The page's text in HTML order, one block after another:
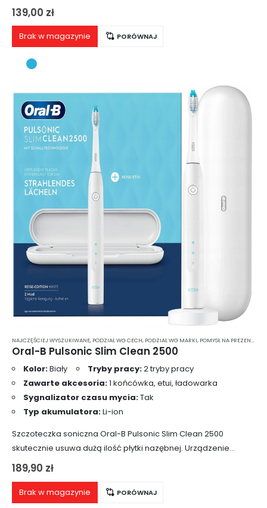
skuteczny sposób. Dzięki pięciu trybom pracy, dostępnym za
pomocą jednego przycisku, Oclean Flow jest doskonałym…
139,00 zł
Brak w magazynie
Ten
produkt
wariantów.
Opcje
można
wybrać
produktu
PORÓWNAJ
NAJCZĘŚCIEJ WYSZUKIWANE, PODZIAŁ WG CECH, PODZIAŁ WG MARKI, POMYSŁ NA PREZENT
Oral-B Pulsonic Slim Clean 2500
Kolor:Biały Tryby pracy:2 tryby pracy
Zawarte akcesoria:1 końcówka, etui, ładowarka
Sygnalizator czasu mycia:Tak
Typ akumulatora:Li-ion
Szczoteczka soniczna Oral-B Pulsonic Slim Clean 2500
skutecznie usuwa dużą ilość płytki nazębnej. Urządzenie
wyposażone jest w dwa tryby pracy, a maksymalna prędkość,
z jaką porusza się jego głowica, wynosi…
189,90 zł
Brak w magazynie PORÓWNAJ